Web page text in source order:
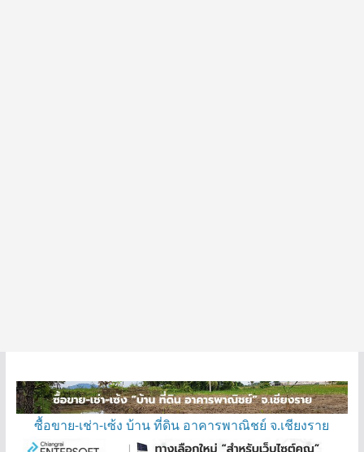
ซื้อขาย-เช่า-เซ้ง บ้าน ที่ดิน อาคารพาณิชย์ จ.เชียงราย